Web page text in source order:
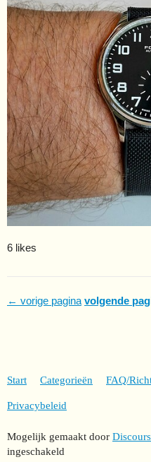
6 likes
← vorige pagina volgende
Start Categorieën FAQ/
Privacybeleid
Mogelijk gemaakt door
ingeschakeld